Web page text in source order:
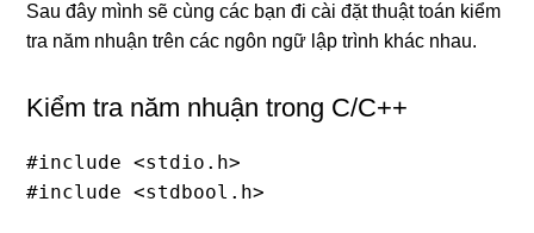
Sau đây mình sẽ cùng các bạn đi cài đặt thuật toán kiểm
tra năm nhuận trên các ngôn ngữ lập trình khác nhau.
Kiểm tra năm nhuận trong C/C++
#include <stdio.h>
#include <stdbool.h>